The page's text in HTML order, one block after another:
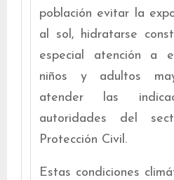
población evitar la
al sol, hidratarse
especial atención a
niños y adultos
atender las
autoridades del
Protección Civil.
Estas condiciones